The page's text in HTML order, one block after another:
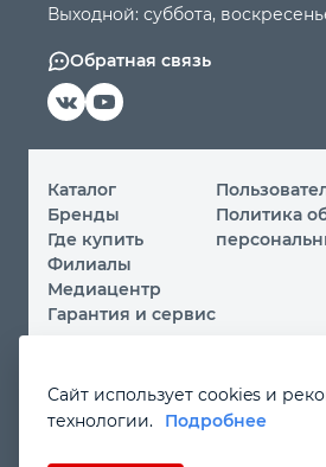
Выходной: суббота,
Обратная связь
Каталог
Бренды
Где купить
Филиалы
Медиацентр
Гарантия и сервис
Политика
Вы принимаете условияполитики
персональных данныхи
Сайт использует cookies и
технологии.
Подробнее